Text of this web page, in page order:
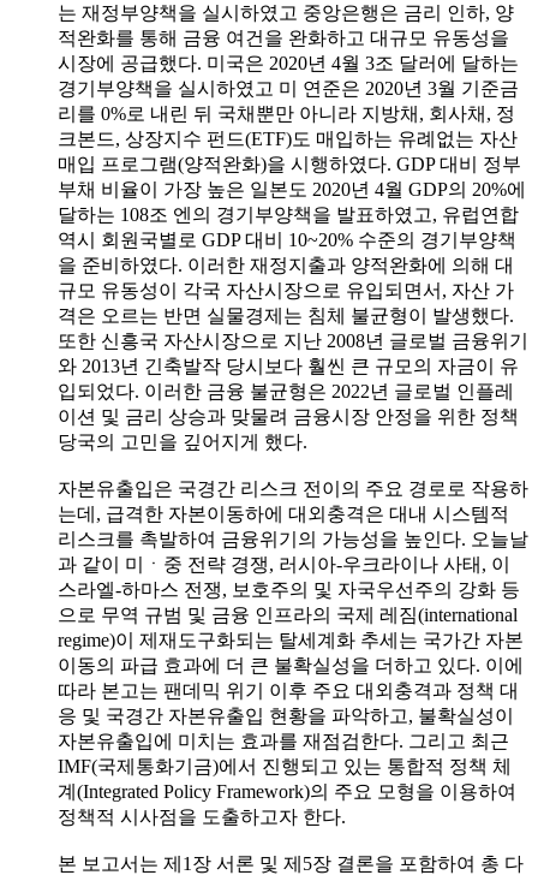
는 재정부양책을 실시하였고 중앙은행은 금리 인하, 양
적완화를 통해 금융 여건을 완화하고 대규모 유동성을
시장에 공급했다. 미국은 2020년 4월 3조 달러에 달하는
경기부양책을 실시하였고 미 연준은 2020년 3월 기준금
리를 0%로 내린 뒤 국채뿐만 아니라 지방채, 회사채, 정
크본드, 상장지수 펀드(ETF)도 매입하는 유례없는 자산
매입 프로그램(양적완화)을 시행하였다. GDP 대비 정부
부채 비율이 가장 높은 일본도 2020년 4월 GDP의 20%에
달하는 108조 엔의 경기부양책을 발표하였고, 유럽연합
역시 회원국별로 GDP 대비 10~20% 수준의 경기부양책
을 준비하였다. 이러한 재정지출과 양적완화에 의해 대
규모 유동성이 각국 자산시장으로 유입되면서, 자산 가
격은 오르는 반면 실물경제는 침체 불균형이 발생했다.
또한 신흥국 자산시장으로 지난 2008년 글로벌 금융위기
와 2013년 긴축발작 당시보다 훨씬 큰 규모의 자금이 유
입되었다. 이러한 금융 불균형은 2022년 글로벌 인플레
이션 및 금리 상승과 맞물려 금융시장 안정을 위한 정책
당국의 고민을 깊어지게 했다.
자본유출입은 국경간 리스크 전이의 주요 경로로 작용하
는데, 급격한 자본이동하에 대외충격은 대내 시스템적
리스크를 촉발하여 금융위기의 가능성을 높인다. 오늘날
과 같이 미ㆍ중 전략 경쟁, 러시아-우크라이나 사태, 이
스라엘-하마스 전쟁, 보호주의 및 자국우선주의 강화 등
으로 무역 규범 및 금융 인프라의 국제 레짐(international
regime)이 제재도구화되는 탈세계화 추세는 국가간 자본
이동의 파급 효과에 더 큰 불확실성을 더하고 있다. 이에
따라 본고는 팬데믹 위기 이후 주요 대외충격과 정책 대
응 및 국경간 자본유출입 현황을 파악하고, 불확실성이
자본유출입에 미치는 효과를 재점검한다. 그리고 최근
IMF(국제통화기금)에서 진행되고 있는 통합적 정책 체
계(Integrated Policy Framework)의 주요 모형을 이용하여
정책적 시사점을 도출하고자 한다.
본 보고서는 제1장 서론 및 제5장 결론을 포함하여 총 다